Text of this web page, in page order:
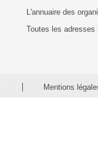
L'annuaire des
Toutes les adresses
Mentions